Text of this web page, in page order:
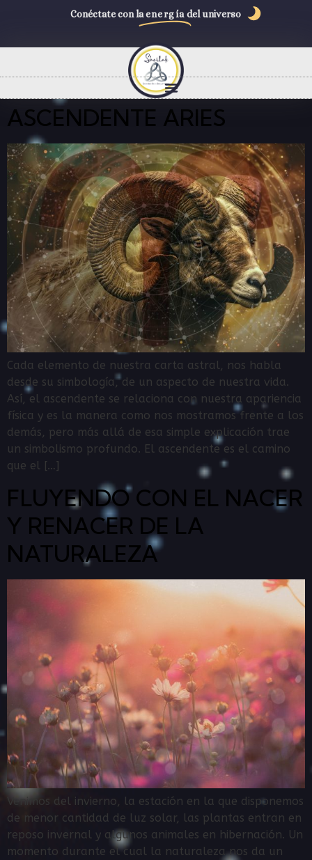
Conéctate con la energía del universo
ASCENDENTE ARIES
Cada elemento de nuestra carta astral, nos habla
desde su simbología, de un aspecto de nuestra vida.
Así, el ascendente se relaciona con nuestra apariencia
física y es la manera como nos mostramos frente a los
demás, pero más allá de esa simple explicación trae
un simbolismo profundo. El ascendente es el camino
que el […]
FLUYENDO CON EL NACER
Y RENACER DE LA
NATURALEZA
Venimos del invierno, la estación en la que disponemos
de menor cantidad de luz solar, las plantas entran en
reposo invernal y algunos animales en hibernación. Un
momento durante el cual la naturaleza nos da un